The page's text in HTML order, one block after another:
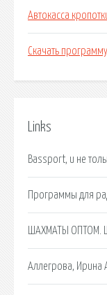
Автокасса
Скачать
Links
Bassport, и не
Программы для
ШАХМАТЫ ОПТОМ.
Аллегрова, Ирина